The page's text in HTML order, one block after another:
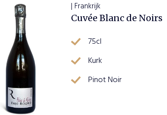
| Frankrijk
Cuvée Blanc de Noirs
75cl
Kurk
Pinot Noir